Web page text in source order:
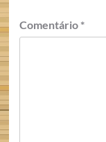
Comentário *